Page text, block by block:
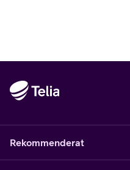
Rekommenderat